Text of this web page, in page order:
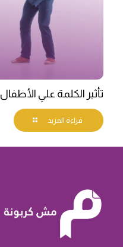
تأثير الكلمة علي الأطفال
قراءة المزيد